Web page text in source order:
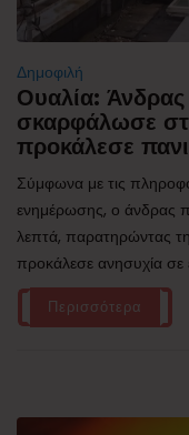
Δημοφιλή
Ουαλία:
σκαρφάλωσε
προκάλεσε
Σύμφωνα με τις
ενημέρωσης, ο άνδρας
λεπτά, παρατηρώντας
προκάλεσε ανησυχία σε
Περισσότερα